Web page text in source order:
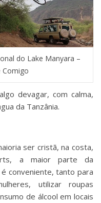
do Lake Manyara –
Comigo
devagar, com calma,
da Tanzânia.
ser cristã, na costa,
a maior parte da
conveniente, tanto para
utilizar roupas
de álcool em locais